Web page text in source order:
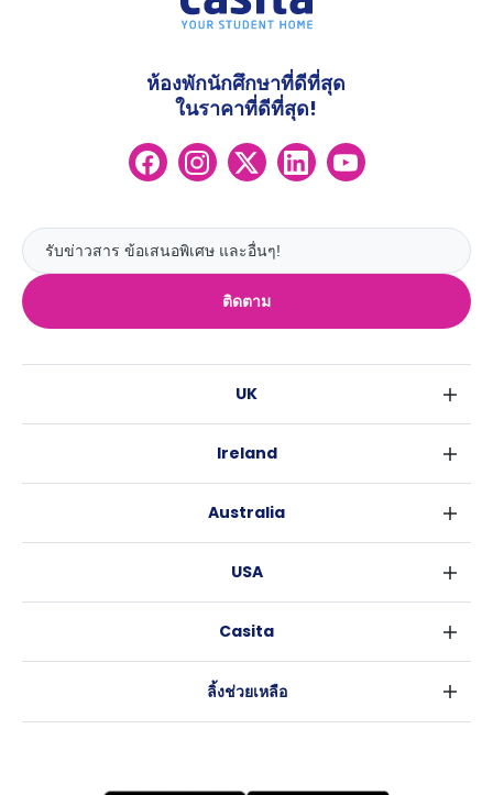
ติดตาม
ห้องพักนักศึกษาที่ดีที่สุด
ในราคาที่ดีที่สุด!
UK
กลาสโกว
เอดินเบอระ
ลีดส์
บริสโทล
คาร์ดิฟ
Ireland
Australia
บริสเบน
อะเดลายด์
USA
แอตแลนตา
Casita
ลิ้งช่วยเหลือ